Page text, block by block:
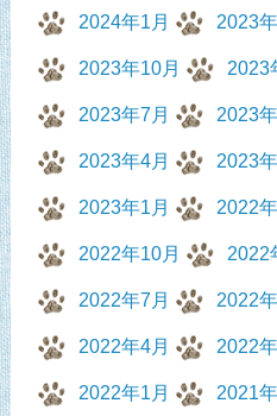
2024年1月 2023
2023年10月 2023
2023年7月 2023
2023年4月 2023
2023年1月 2022
2022年10月 2022
2022年7月 2022
2022年4月 2022
2022年1月 2021